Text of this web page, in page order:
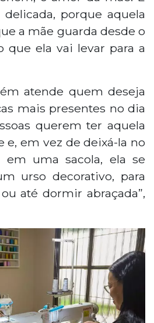
porque aquela
a mãe guarda desde o
que ela vai levar para a
atende quem deseja
mais presentes no dia
querem ter aquela
e, em vez de deixá-la no
em uma sacola, ela se
urso decorativo, para
até dormir abraçada”,